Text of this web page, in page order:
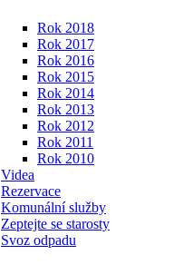
Rok 2018
Rok 2017
Rok 2016
Rok 2015
Rok 2014
Rok 2013
Rok 2012
Rok 2011
Rok 2010
Videa
Rezervace
Komunální služby
Zeptejte se starosty
Svoz odpadu